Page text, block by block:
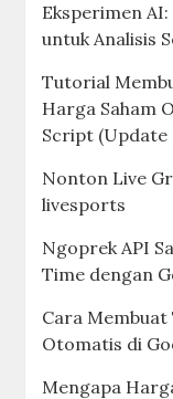
Eksperimen
untuk Analisis
Tutorial
Harga Saham
Script (Update
Nonton Live
livesports
Ngoprek API
Time dengan
Cara
Otomatis di
Mengapa